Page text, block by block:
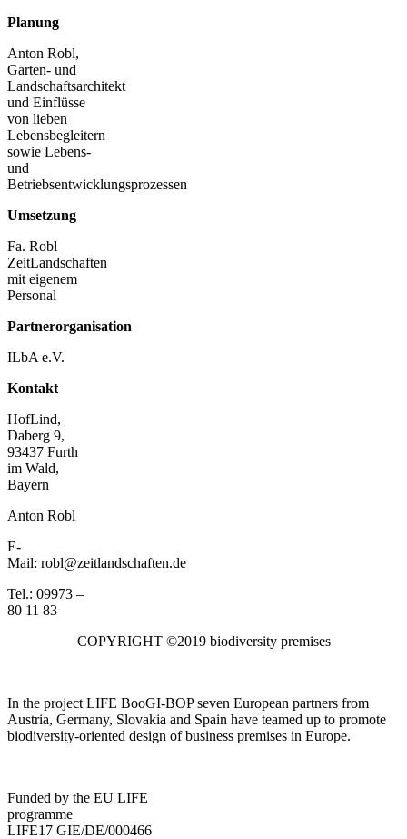
Planung
Anton Robl,
Garten- und
Landschaftsarchitekt
und Einflüsse
von lieben
Lebensbegleitern
sowie Lebens-
und
Betriebsentwicklungsprozessen
Umsetzung
Fa. Robl
ZeitLandschaften
mit eigenem
Personal
Partnerorganisation
ILbA e.V.
Kontakt
HofLind,
Daberg 9,
93437 Furth
im Wald,
Bayern
Anton Robl
E-
Mail: robl@zeitlandschaften.de
Tel.: 09973 –
80 11 83
COPYRIGHT ©2019 biodiversity premises
In the project LIFE BooGI-BOP seven European partners from
Austria, Germany, Slovakia and Spain have teamed up to promote
biodiversity-oriented design of business premises in Europe.
Funded by the EU LIFE
programme
LIFE17 GIE/DE/000466